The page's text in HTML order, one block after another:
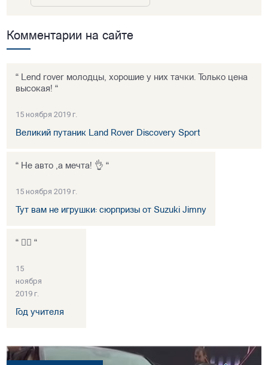
Комментарии на сайте
“ Lend rover молодцы, хорошие у них тачки. Только цена
высокая! “
15 ноября 2019 г.
Великий путаник Land Rover Discovery Sport
“ Не авто ,а мечта! 👌 “
15 ноября 2019 г.
Тут вам не игрушки: сюрпризы от Suzuki Jimny
“ 👍🏻 “
15
ноября
2019 г.
Год учителя